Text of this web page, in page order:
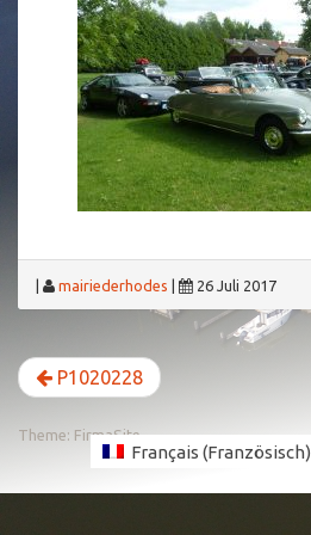
mairiederhodes 26 Juli 2017
P1020228
Theme: FirmaSite
Français (Französisch)